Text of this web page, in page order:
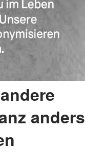
anders